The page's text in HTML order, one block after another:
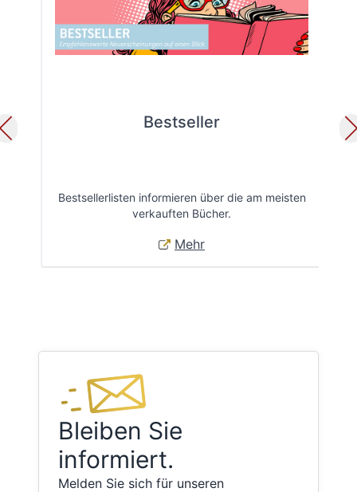
Bestseller
Bestsellerlisten informieren über die am meisten
verkauften Bücher.
Mehr
Bleiben Sie
informiert.
Melden Sie sich für unseren